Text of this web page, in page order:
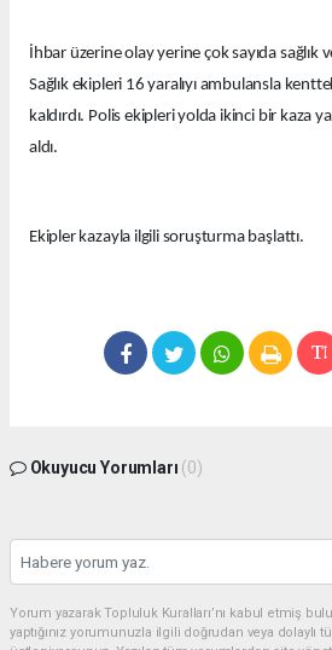
İhbar üzerine olay yerine çok sayıda sağlık
Sağlık ekipleri 16 yaralıyı ambulansla
kaldırdı. Polis ekipleri yolda ikinci bir kaza
aldı.
Ekipler kazayla ilgili soruşturma başlattı.
Okuyucu Yorumları (0)
Yorum yazarak Topluluk Kuralları’nı kabul etmiş
yaptığınız yorumunuzla ilgili doğrudan veya dolaylı